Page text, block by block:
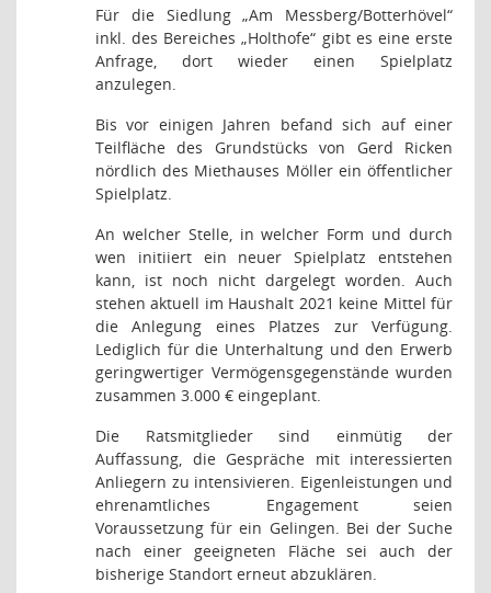
Für die Siedlung „Am Messberg/Botterhövel“
inkl. des Bereiches „Holthofe“ gibt es eine erste
Anfrage, dort wieder einen Spielplatz
anzulegen.
Bis vor einigen Jahren befand sich auf einer
Teilfläche des Grundstücks von Gerd Ricken
nördlich des Miethauses Möller ein öffentlicher
Spielplatz.
An welcher Stelle, in welcher Form und durch
wen initiiert ein neuer Spielplatz entstehen
kann, ist noch nicht dargelegt worden. Auch
stehen aktuell im Haushalt 2021 keine Mittel für
die Anlegung eines Platzes zur Verfügung.
Lediglich für die Unterhaltung und den Erwerb
geringwertiger Vermögensgegenstände wurden
zusammen 3.000 € eingeplant.
Die Ratsmitglieder sind einmütig der
Auffassung, die Gespräche mit interessierten
Anliegern zu intensivieren. Eigenleistungen und
ehrenamtliches Engagement seien
Voraussetzung für ein Gelingen. Bei der Suche
nach einer geeigneten Fläche sei auch der
bisherige Standort erneut abzuklären.